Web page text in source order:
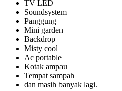
TV LED
Soundsystem
Panggung
Mini garden
Backdrop
Misty cool
Ac portable
Kotak ampau
Tempat sampah
dan masih banyak lagi.